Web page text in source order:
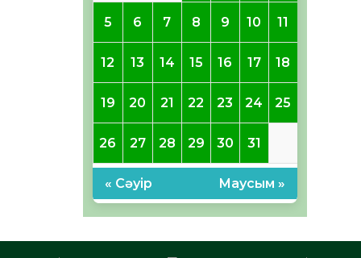
5 6 7 8 9 10 11
12 13 14 15 16 17 18
19 20 21 22 23 24 25
26 27 28 29 30 31
« Сәуір Маусым »